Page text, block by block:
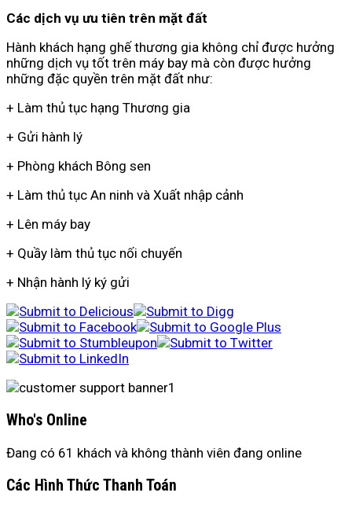
Các dịch vụ ưu tiên trên mặt đất
Hành khách hạng ghế thương gia không chỉ được hưởng
những dịch vụ tốt trên máy bay mà còn được hưởng
những đặc quyền trên mặt đất như:
+ Làm thủ tục hạng Thương gia
+ Gửi hành lý
+ Phòng khách Bông sen
+ Làm thủ tục An ninh và Xuất nhập cảnh
+ Lên máy bay
+ Quầy làm thủ tục nối chuyến
+ Nhận hành lý ký gửi
Who's Online
Đang có 61 khách và không thành viên đang online
Các Hình Thức Thanh Toán